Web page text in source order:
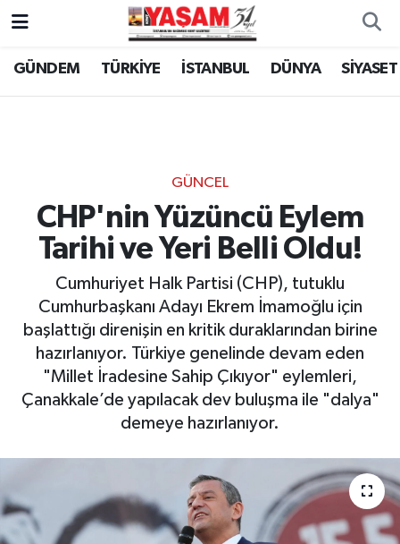
GÜNDEM TÜRKİYE İSTANBUL DÜNYA SİYASET
GÜNCEL
CHP'nin Yüzüncü Eylem
Tarihi ve Yeri Belli Oldu!
Cumhuriyet Halk Partisi (CHP), tutuklu
Cumhurbaşkanı Adayı Ekrem İmamoğlu için
başlattığı direnişin en kritik duraklarından birine
hazırlanıyor. Türkiye genelinde devam eden
"Millet İradesine Sahip Çıkıyor" eylemleri,
Çanakkale’de yapılacak dev buluşma ile "dalya"
demeye hazırlanıyor.